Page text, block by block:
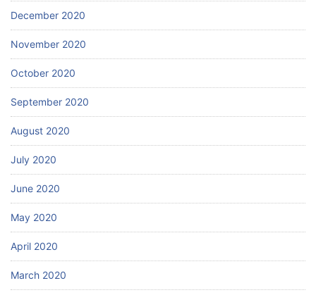
December 2020
November 2020
October 2020
September 2020
August 2020
July 2020
June 2020
May 2020
April 2020
March 2020